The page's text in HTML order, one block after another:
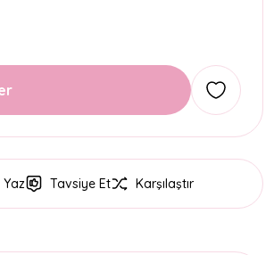
Tavsiye Et Karşılaştır